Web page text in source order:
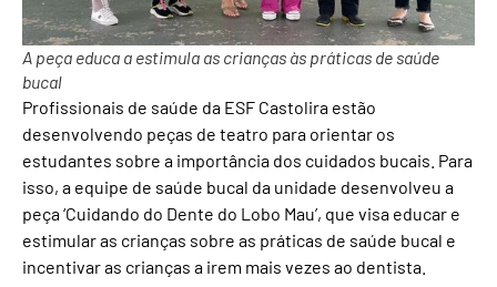
A peça educa a estimula as crianças às práticas de saúde
bucal
Profissionais de saúde da ESF Castolira estão
desenvolvendo peças de teatro para orientar os
estudantes sobre a importância dos cuidados bucais. Para
isso, a equipe de saúde bucal da unidade desenvolveu a
peça ‘Cuidando do Dente do Lobo Mau’, que visa educar e
estimular as crianças sobre as práticas de saúde bucal e
incentivar as crianças a irem mais vezes ao dentista.